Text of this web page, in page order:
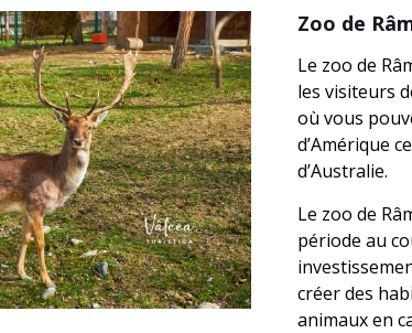
Zoo de
Le zoo de
les visiteurs
où vous
d’Amérique
d’Australie.
Le zoo de
période au
créer des
animaux en